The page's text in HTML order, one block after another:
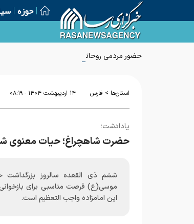
حوزه
حضور مردمی روحانیت موجب تقویت ارتباط
استان‌ها > فارس ۱۴ ارديبهشت ۱۴۰۴ - ۰۸:۱۹
یادادشت؛
حضرت شاهچراغ؛ حیات معنوی
ششم ذی القعده سالروز
موسی(ع) فرصت مناسبی برای
این امامزاده واجب التعظیم است.